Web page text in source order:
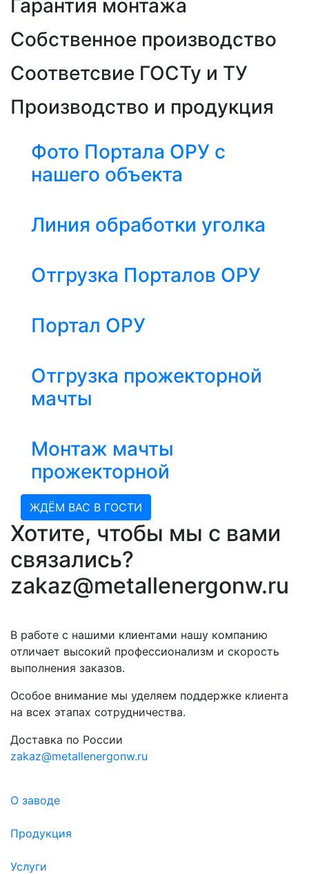
Гарантия монтажа
Собственное производство
Соответсвие ГОСТу и ТУ
Производство и продукция
Фото Портала ОРУ с
нашего объекта
Линия обработки уголка
Отгрузка Порталов ОРУ
Портал ОРУ
Отгрузка прожекторной
мачты
Монтаж мачты
прожекторной
ЖДЁМ ВАС В ГОСТИ
Хотите, чтобы мы с вами
связались?
zakaz@metallenergonw.ru
В работе с нашими клиентами нашу компанию
отличает высокий профессионализм и скорость
выполнения заказов.
Особое внимание мы уделяем поддержке клиента
на всех этапах сотрудничества.
Доставка по России
zakaz@metallenergonw.ru
О заводе
Продукция
Услуги